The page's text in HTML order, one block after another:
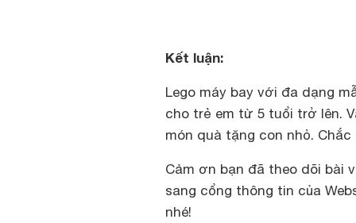
Kết luận:
Lego máy bay với đa dạng
cho trẻ em từ 5 tuổi trở lên.
món quà tặng con nhỏ.
Cảm ơn bạn đã theo dõi bài
sang cổng thông tin của
nhé!